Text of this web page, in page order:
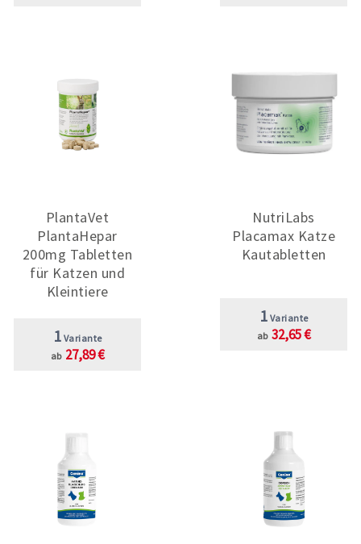
PlantaVet
PlantaHepar
200mg Tabletten
für Katzen und
Kleintiere
1 Variante
ab 27,89 €
NutriLabs
Placamax Katze
Kautabletten
1 Variante
ab 32,65 €